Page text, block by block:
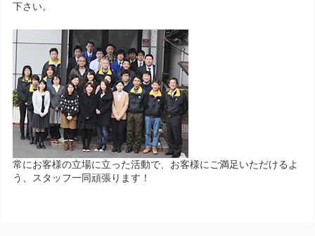
下さい。
常にお客様の立場に立った活動で、お客様にご満足いただけるよ
う、スタッフ一同頑張ります！